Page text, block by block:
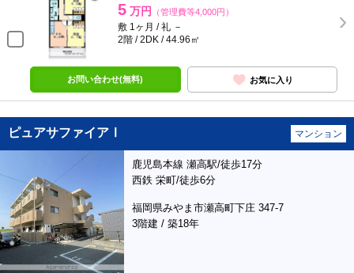
5 万円 （管理費等4,000円）
敷 1ヶ月 / 礼 －
2階 / 2DK / 44.96㎡
お問い合わせ(無料) お気に入り
ピュアサファイアⅠ マンション
鹿児島本線 瀬高駅/徒歩17分
西鉄 栄町/徒歩6分
福岡県みやま市瀬高町下庄 347-7
3階建 / 築18年